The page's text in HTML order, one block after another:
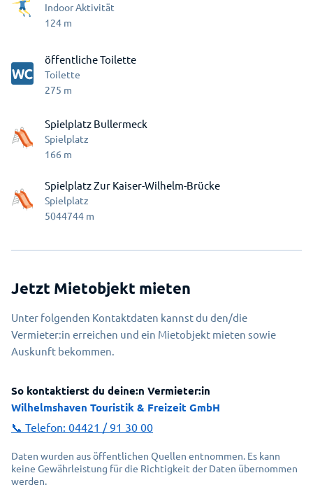
Indoor Aktivität
124 m
öffentliche Toilette
Toilette
275 m
Spielplatz Bullermeck
Spielplatz
166 m
Spielplatz Zur Kaiser-Wilhelm-Brücke
Spielplatz
5044744 m
Jetzt Mietobjekt mieten
Unter folgenden Kontaktdaten kannst du den/die
Vermieter:in erreichen und ein Mietobjekt mieten sowie
Auskunft bekommen.
So kontaktierst du deine:n Vermieter:in
Wilhelmshaven Touristik & Freizeit GmbH
📞 Telefon: 04421 / 91 30 00
Daten wurden aus öffentlichen Quellen entnommen. Es kann
keine Gewährleistung für die Richtigkeit der Daten übernommen
werden.